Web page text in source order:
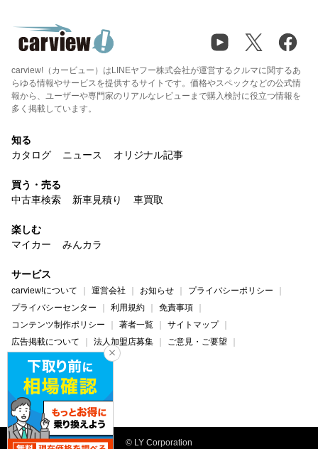
carview!（カービュー）はLINEヤフー株式会社が運営するクルマに関するあ
らゆる情報やサービスを提供するサイトです。価格やスペックなどの公式情
報から、ユーザーや専門家のリアルなレビューまで購入検討に役立つ情報を
多く掲載しています。
知る
カタログ
ニュース オリジナル記事
買う・売る
中古車検索
新車見積り 車買取
楽しむ
マイカー
みんカラ
サービス
carview!について 運営会社 お知らせ
プライバシーポリシー
プライバシーセンター
利用規約
免責事項
コンテンツ制作ポリシー
著者一覧
サイトマップ
広告掲載について
法人加盟店募集
ご意見・ご要望
ヘルプ・お問い合わせ
carview! Yahoo! JAPAN
© LY Corporation